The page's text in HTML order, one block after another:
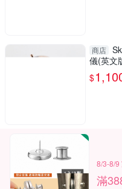
商店
儀(英文
$
8/3-8/9
滿